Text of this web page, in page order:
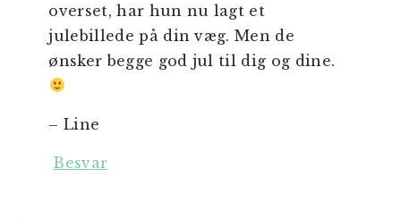
overset, har hun nu lagt et
julebillede på din væg. Men de
ønsker begge god jul til dig og dine.
– Line
Besvar